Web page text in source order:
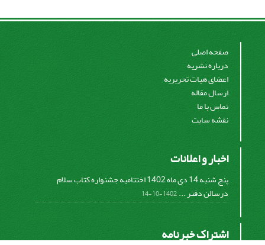
صفحه اصلی
درباره نشریه
اعضای هیات تحریریه
ارسال مقاله
تماس با ما
نقشه سایت
اخبار و اعلانات
پنج شنبه 14 دی ماه 1402 اختتامیه جشنواره کتاب سلام
درسالن دفتر ...1402-10-14
اشتراک خبرنامه